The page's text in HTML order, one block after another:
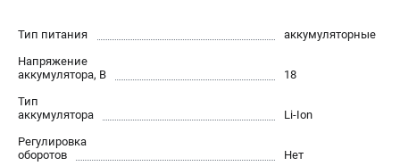
Контакты
Способы оплаты
О компании
О бренде
Тип питания
аккумуляторные
Напряжение
аккумулятора, В
18
Тип
аккумулятора
Li-Ion
Регулировка
оборотов
Нет